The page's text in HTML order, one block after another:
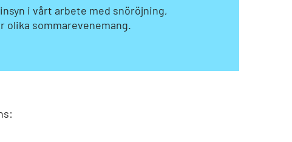
i vårt arbete med snöröjning,
olika sommarevenemang.